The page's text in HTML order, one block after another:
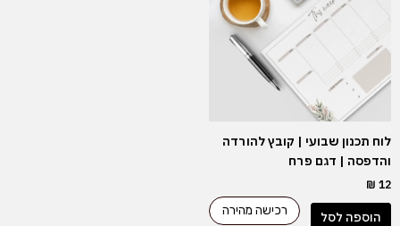
לוח תכנון שבועי | קובץ להורדה
והדפסה | דגם פרח
₪ 12
הוספה לסל רכישה מהירה